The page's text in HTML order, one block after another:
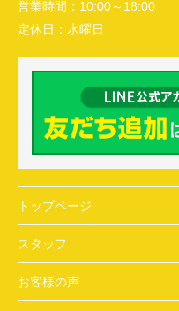
営業時間： 10:00～18:00
定休日： 水曜日
トップページ
スタッフ
お客様の声